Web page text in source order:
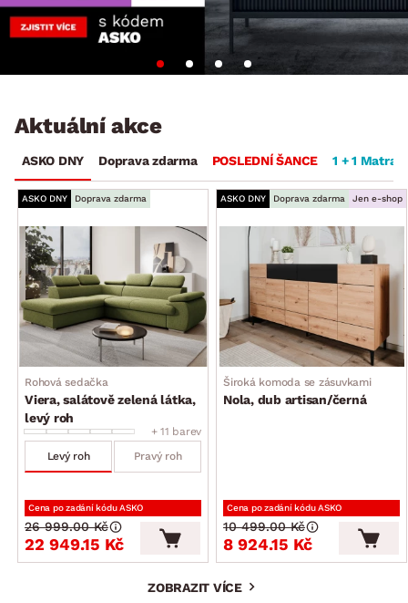
Aktuální akce
ASKO DNY Doprava zdarma POSLEDNÍ ŠANCE 1 + 1
ASKO DNY Doprava zdarma
Rohová sedačka
Viera, salátově zelená látka,
levý roh
+ 11 barev
Levý roh
Pravý roh
Cena po zadání kódu ASKO
22 949.15 Kč
26 999.00 Kč
ASKO DNY Doprava zdarma Jen e-shop
Široká komoda se zásuvkami
Nola, dub artisan/černá
Cena po zadání kódu ASKO
8 924.15 Kč
10 499.00 Kč
ZOBRAZIT VÍCE